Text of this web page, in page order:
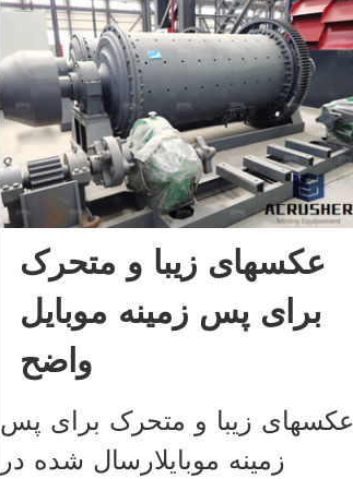
عکسهای زیبا و متحرک
برای پس زمینه موبایل
واضح
عکسهای زیبا و متحرک برای پس
زمینه موبایلارسال شده در